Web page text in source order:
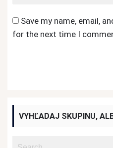
Save my name, email,
for the next time I
VYHĽADAJ SKUPINU,